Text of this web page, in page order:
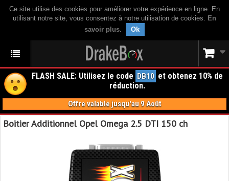
Ce site utilise des cookies pour améliorer votre expérience en ligne. En
utilisant notre site, vous consentez à notre utilisation de cookies. En
savoir plus. Ok
FLASH SALE: Utilisez le code DB10 et obtenez 10% de
réduction.
Offre valable jusqu'au 9 Août
Boitier Additionnel Opel Omega 2.5 DTI 150 ch